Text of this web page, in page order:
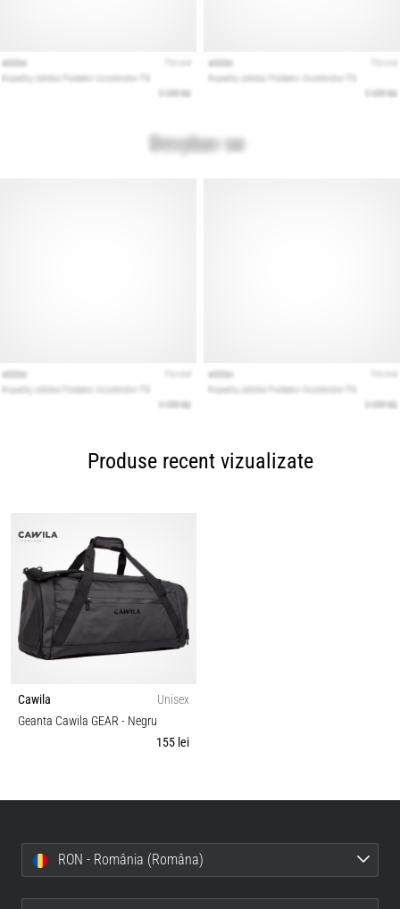
Produse recent vizualizate
Cawila
Unisex
Geanta Cawila GEAR - Negru
155 lei
RON - România (Româna)